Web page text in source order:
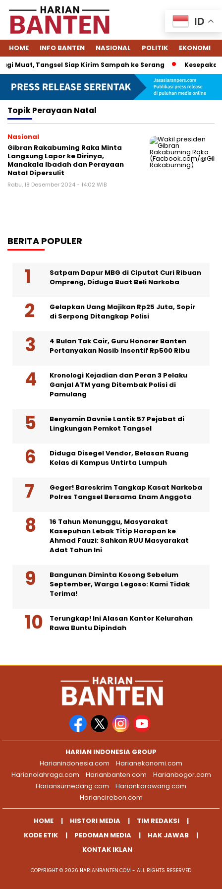
HOME INFO BANTEN NASIONAL POLITIK EKONOMI
Muat, Tangsel Siap Kirim Sampah ke Serang
TopikPerayaan Natal
Nasional
Gibran Rakabuming Raka Minta
Langsung Lapor ke Dirinya,
Manakala Ibadah dan Perayaan
Natal Dipersulit
Rabu, 18 Desember 2024 - 14:02 WIB
BERITA POPULER
Satpam Dapur MBG di Ciputat Curi Ribuan
Ompreng, Diduga Buat Beli Narkoba
Gelapkan Uang Majikan Rp25 Juta, Sopir
di Serpong Ditangkap Polisi
4 Bulan Tak Cair, Guru Honorer Banten
Pertanyakan Nasib Insentif Rp500 Ribu
Kronologi Kejadian dan Peran 3 Pelaku
Ganjal ATM yang Ditembak Polisi di
Pamulang
Benyamin Davnie Lantik 57 Pejabat di
Lingkungan Pemkot Tangsel
Diduga Disegel Vendor, Belasan Ruang
Kelas di Kampus Untirta Lumpuh
Geger! Bareskrim Tangkap Kasat Narkoba
Polres Tangsel Bersama Enam Anggota
16 Tahun Menunggu, Masyarakat
Kasepuhan Lebak Titip Harapan ke
Ahmad Fauzi: Sahkan RUU Masyarakat
Adat Tahun Ini
Bangunan Diminta Kosong Sebelum
September, Warga Legoso: Kami Tidak
Terima!
Terungkap! Ini Alasan Kantor Kelurahan
Rawa Buntu Dipindah
ID
HARIAN INDONESIA GROUP
Harianindonesia.com
Harianekonomi.com
Harianolahraga.com
Harianbanten.com
Harianbogor.com
Hariansumedang.com
Hariankarawang.com
Hariancirebon.com
HOME HISTORI MEDIA
TIM REDAKSI
KODE ETIK
PEDOMAN MEDIA
HAK JAWAB
KONTAK IKLAN
COPYRIGHT © 2026 HARIANBANTEN.COM - ALL RIGHTS RESERVED